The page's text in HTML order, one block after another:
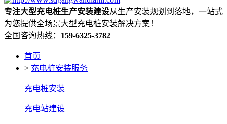
专注大型充电桩生产安装建设从生产安装规划到落地，一站式
为您提供全场景大型充电桩安装解决方案！
全国咨询热线： 159-6325-3782
首页
> 充电桩安装服务
充电桩安装
充电站建设